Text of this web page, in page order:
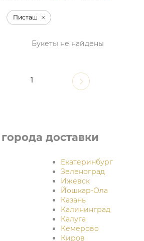
Писташ
Букеты не найдены
1
доставки
Екатеринбург
Зеленоград
Ижевск
Йошкар-Ола
Казань
Калининград
Калуга
Кемерово
Киров